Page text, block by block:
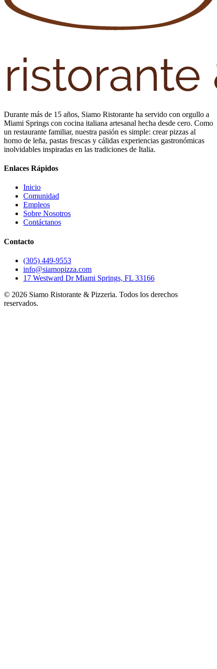
Durante más de 15 años, Siamo Ristorante ha servido con orgullo a
Miami Springs con cocina italiana artesanal hecha desde cero. Como
un restaurante familiar, nuestra pasión es simple: crear pizzas al
horno de leña, pastas frescas y cálidas experiencias gastronómicas
inolvidables inspiradas en las tradiciones de Italia.
Enlaces Rápidos
Inicio
Comunidad
Empleos
Sobre Nosotros
Contáctanos
Contacto
(305) 449-9553
info@siamopizza.com
17 Westward Dr Miami Springs, FL 33166
© 2026 Siamo Ristorante & Pizzeria. Todos los derechos
reservados.